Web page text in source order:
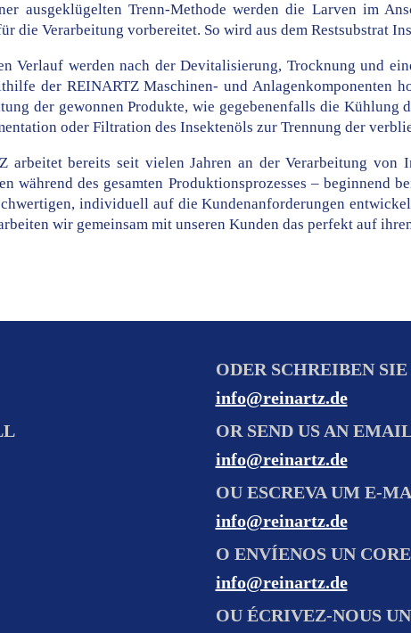
ausgeklügelten Trenn-Methode werden die Larven im
die Verarbeitung vorbereitet. So wird aus dem Restsubstrat
Verlauf werden nach der Devitalisierung, Trocknung und
der REINARTZ Maschinen- und Anlagenkomponenten
der gewonnen Produkte, wie gegebenenfalls die
oder Filtration des Insektenöls zur Trennung der
arbeitet bereits seit vielen Jahren an der Verarbeitung
während des gesamten Produktionsprozesses – beginnend
individuell auf die Kundenanforderungen
wir gemeinsam mit unseren Kunden das perfekt auf
ODER SCHREIBEN
info@reinartz.de
OR SEND US AN
info@reinartz.de
OU ESCREVA UM E-
info@reinartz.de
O ENVÍENOS UN
info@reinartz.de
OU ÉCRIVEZ-NOUS